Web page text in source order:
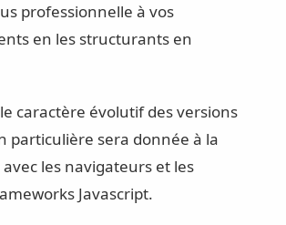
professionnelle à vos
en les structurants en
caractère évolutif des versions
particulière sera donnée à la
les navigateurs et les
Javascript.